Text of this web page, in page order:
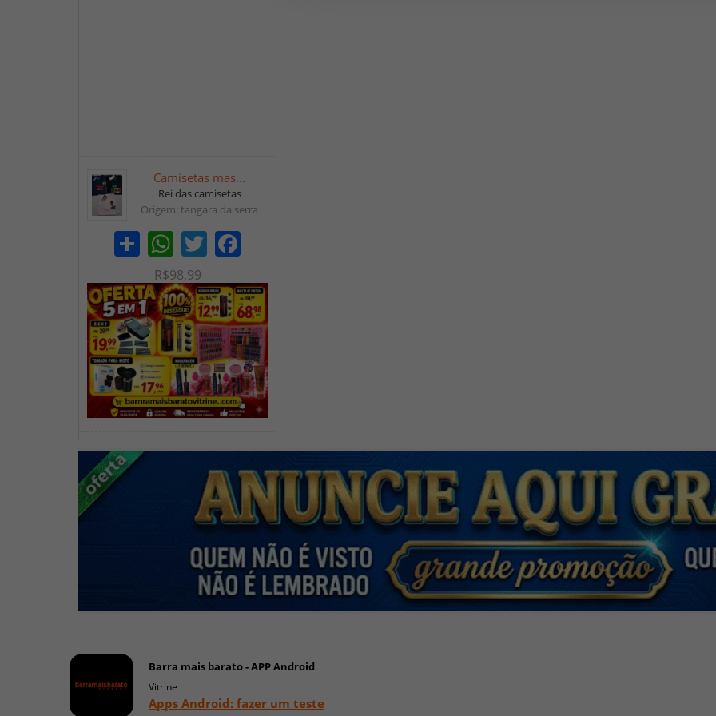
Camisetas mas...
Rei das camisetas
Origem: tangara da serra
Share WhatsAppTwitter Facebook
R$98,99
Barra mais barato - APP Android
Vitrine
Apps Android: fazer um teste